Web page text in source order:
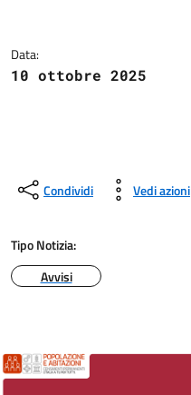
Data:
10 ottobre 2025
Condividi Vedi azioni
Tipo Notizia:
Avvisi